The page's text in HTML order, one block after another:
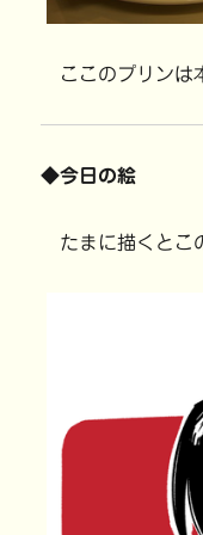
ここのプリンは
◆今日の絵
たまに描くとこ